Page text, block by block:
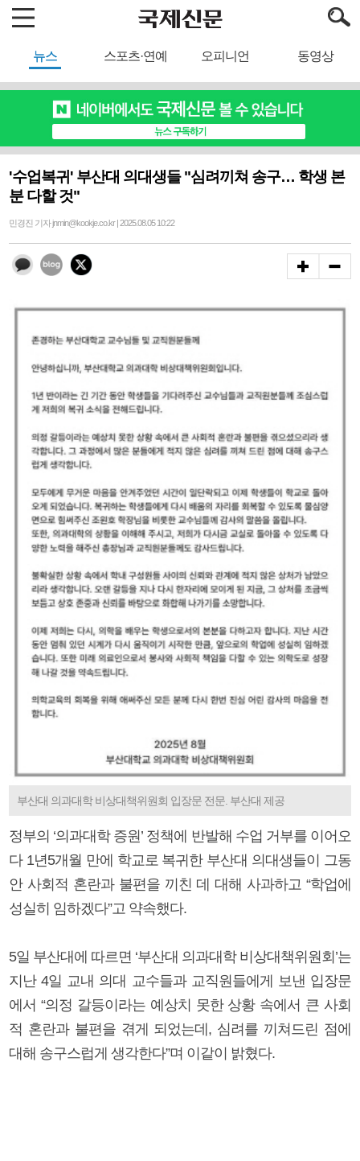
뉴스 스포츠·연예 오피니언 동영상
'수업복귀' 부산대 의대생들 "심려끼쳐 송구… 학생 본
분 다할 것"
민경진 기자 jnmin@kookje.co.kr | 2025.08.05 10:22
부산대 의과대학 비상대책위원회 입장문 전문. 부산대 제공
정부의 ‘의과대학 증원’ 정책에 반발해 수업 거부를 이어오
다 1년5개월 만에 학교로 복귀한 부산대 의대생들이 그동
안 사회적 혼란과 불편을 끼친 데 대해 사과하고 “학업에
성실히 임하겠다”고 약속했다.
5일 부산대에 따르면 ‘부산대 의과대학 비상대책위원회’는
지난 4일 교내 의대 교수들과 교직원들에게 보낸 입장문
에서 “의정 갈등이라는 예상치 못한 상황 속에서 큰 사회
적 혼란과 불편을 겪게 되었는데, 심려를 끼쳐드린 점에
대해 송구스럽게 생각한다”며 이같이 밝혔다.